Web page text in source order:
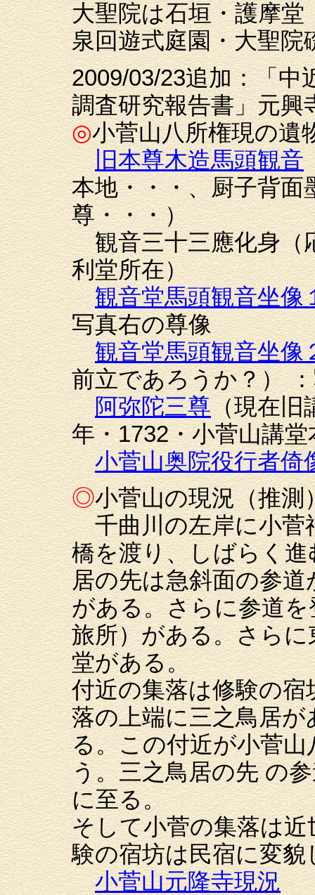
大聖院は石垣・護摩堂
泉回遊式庭園・大聖院
2009/03/23追加：「中
調査研究報告書」元
◎小菅山八所権現の遺
旧本尊木造馬頭観音
本地・・・、厨子背面
尊・・・）
観音三十三應化身（
利堂所在）
観音堂馬頭観音坐像
写真右の尊像
観音堂馬頭観音坐像
前立であろうか？）
阿弥陀三尊（現在旧
年・1732・小菅山講堂
小菅山奥院役行者倚
◎小菅山の現況（推測
千曲川の左岸に小菅
橋を渡り、しばらく
居の先は急斜面の参
がある。さらに参道
旅所）がある。さら
堂がある。
付近の集落は修験の
落の上端に三之鳥居
る。この付近が小菅
う。三之鳥居の先 の
に至る。
そして小菅の集落は
験の宿坊は民宿に変貌
小菅山元隆寺現況